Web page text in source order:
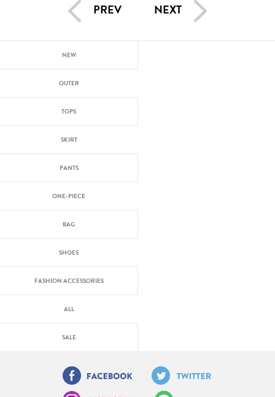
PREV NEXT
NEW
OUTER
TOPS
SKIRT
PANTS
ONE-PIECE
BAG
SHOES
FASHION ACCESSORIES
ALL
SALE